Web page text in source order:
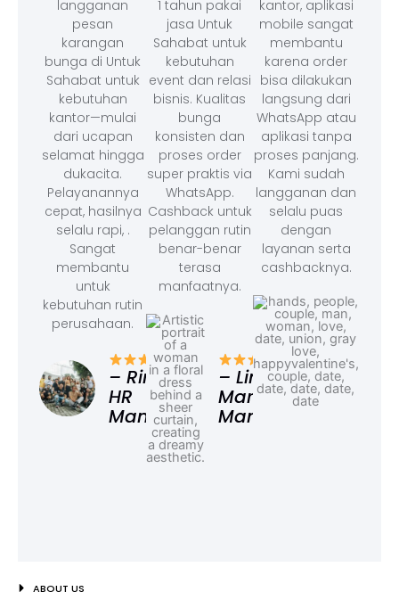
langganan
pesan
karangan
bunga di Untuk
Sahabat untuk
kebutuhan
kantor—mulai
dari ucapan
selamat hingga
dukacita.
Pelayanannya
cepat, hasilnya
selalu rapi, .
Sangat
membantu
untuk
kebutuhan rutin
perusahaan.
– Rina,
HR
Manager
1 tahun pakai
jasa Untuk
Sahabat untuk
kebutuhan
event dan relasi
bisnis. Kualitas
bunga
konsisten dan
proses order
super praktis via
WhatsApp.
Cashback untuk
pelanggan rutin
benar-benar
terasa
manfaatnya.
– Linda,
Marketing
Manager
kantor, aplikasi
mobile sangat
membantu
karena order
bisa dilakukan
langsung dari
WhatsApp atau
aplikasi tanpa
proses panjang.
Kami sudah
langganan dan
selalu puas
dengan
layanan serta
cashbacknya.
ABOUT US